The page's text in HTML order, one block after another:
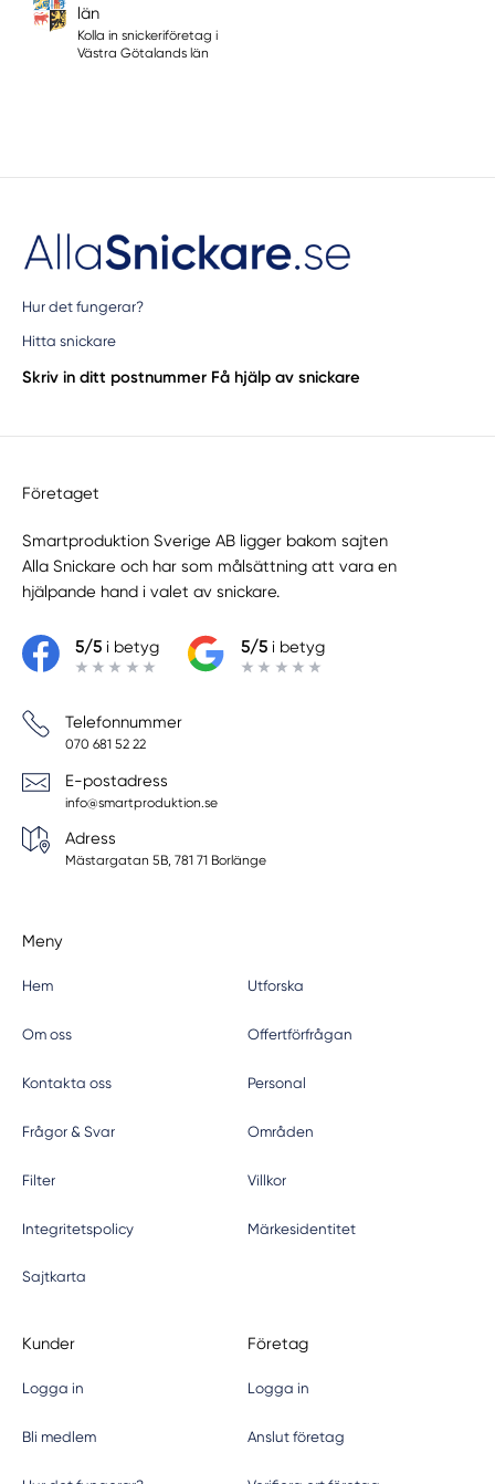
län
Kolla in snickeriföretag i
Västra Götalands län
Hur det fungerar?
Hitta snickare
Skriv in ditt postnummer Få hjälp av snickare
Företaget
Smartproduktion Sverige AB ligger bakom sajten
Alla Snickare och har som målsättning att vara en
hjälpande hand i valet av snickare.
5/5i betyg 5/5i betyg
Telefonnummer
070 681 52 22
E-postadress
info@smartproduktion.se
Adress
Mästargatan 5B, 781 71 Borlänge
Meny
Hem Utforska
Om oss Offertförfrågan
Kontakta oss Personal
Frågor & Svar Områden
Filter Villkor
Integritetspolicy Märkesidentitet
Sajtkarta
Kunder
Logga in
Bli medlem
Företag
Logga in
Anslut företag